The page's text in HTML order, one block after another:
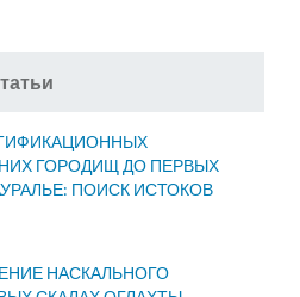
ГОРОДИЩ ДО ПЕРВЫХ
ПОИСК ИСТОКОВ
НАСКАЛЬНОГО